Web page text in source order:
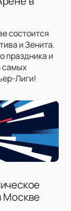
состоится
и Зенита.
праздника и
самых
Лиги!
Москве